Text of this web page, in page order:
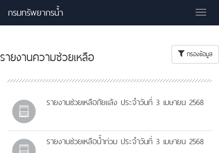
กรมทรัพยากรน้ำ
รายงานความช่วยเหลือ กรองข้อมูล
รายงานช่วยเหลือภัยแล้ง ประจำวันที่ 3 เมษายน 2568
รายงานช่วยเหลือน้ำท่วม ประจำวันที่ 3 เมษายน 2568